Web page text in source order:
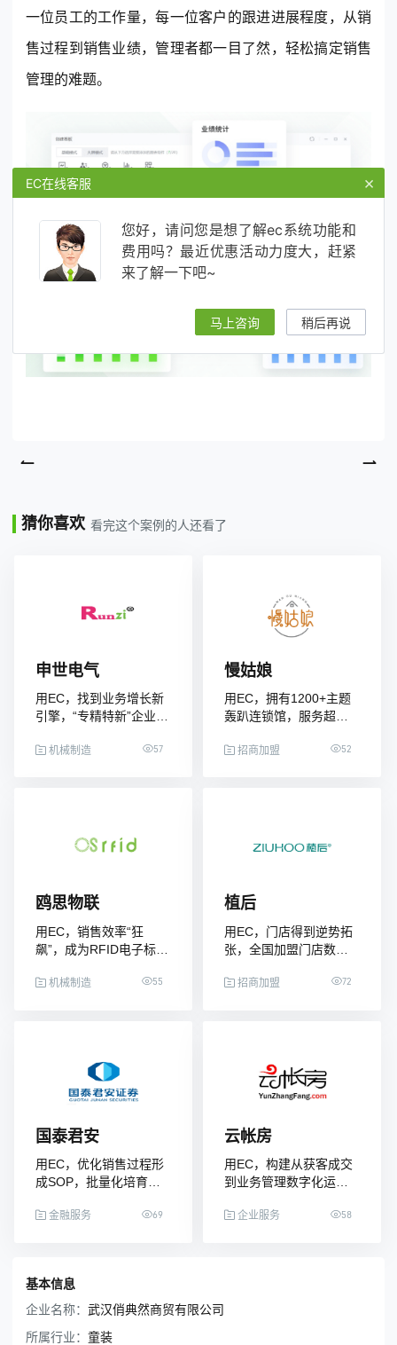
一位员工的工作量，每一位客户的跟进进展程度，从销
售过程到销售业绩，管理者都一目了然，轻松搞定销售
管理的难题。
猜你喜欢 看完这个案例的人还看了
申世电气
用EC，找到业务增长新
引擎，“专精特新”企业交
机械制造 57
慢姑娘
用EC，拥有1200+主题
轰趴连锁馆，服务超
最大的轰趴连锁品牌之
招商加盟 52
鸥思物联
用EC，销售效率“狂
飙”，成为RFID电子标签
机械制造 55
植后
用EC，门店得到逆势拓
张，全国加盟门店数量
招商加盟 72
国泰君安
用EC，优化销售过程形
成SOP，批量化培育销
金融服务 69
云帐房
用EC，构建从获客成交
到业务管理数字化运营
企业用户
企业服务 58
基本信息
企业名称： 武汉俏典然商贸有限公司
所属行业： 童装
EC在线客服
您好，请问您是想了解ec系统功能和
费用吗？最近优惠活动力度大，赶紧
来了解一下吧~
马上咨询 稍后再说
×